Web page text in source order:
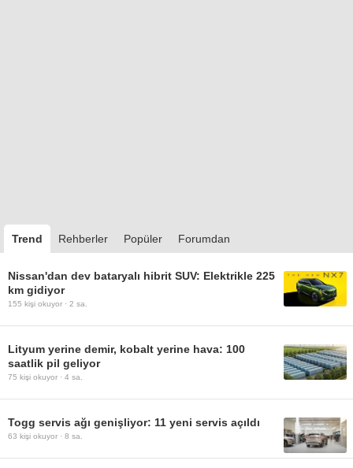
Trend Rehberler Popüler Forumdan
Nissan'dan dev bataryalı hibrit SUV: Elektrikle 225
km gidiyor
155 kişi okuyor · 2 sa.
Lityum yerine demir, kobalt yerine hava: 100
saatlik pil geliyor
75 kişi okuyor · 4 sa.
Togg servis ağı genişliyor: 11 yeni servis açıldı
63 kişi okuyor · 8 sa.